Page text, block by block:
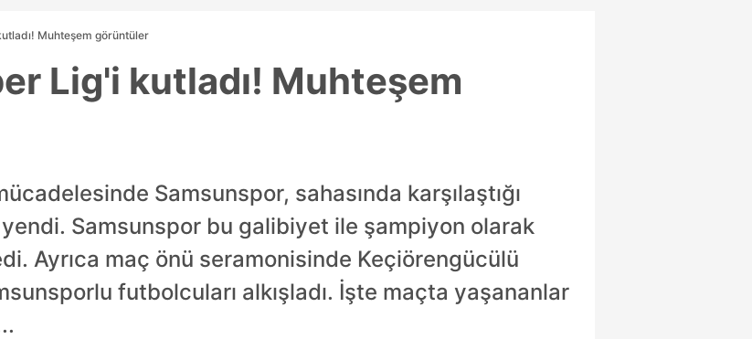
Muhteşem görüntüler
Lig'i kutladı! Muhteşem
Samsunspor, sahasında karşılaştığı
Samsunspor bu galibiyet ile şampiyon olarak
Ayrıca maç önü seramonisinde Keçiörengücülü
futbolcuları alkışladı. İşte maçta yaşananlar